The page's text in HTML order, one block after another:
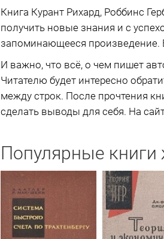
Книга Курант Риxард, Роббинс
получить новые знания и с
запоминающееся произведение.
И важно, что всё, о чем пишет
Читателю будет интересно
между строк. После прочтения
сделать выводы для себя. На
Популярные